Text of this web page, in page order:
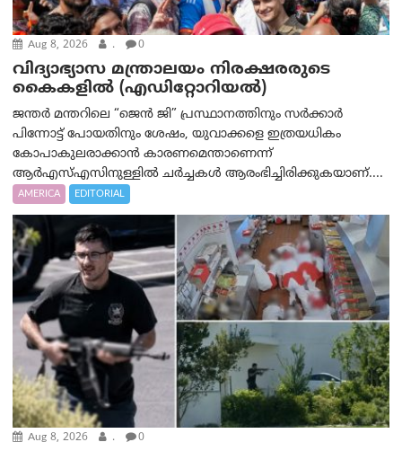
Aug 8, 2026 . 0
വിദ്യാഭ്യാസ മന്ത്രാലയം നിരക്ഷരരുടെ
കൈകളിൽ (എഡിറ്റോറിയല്‍)
ജന്തർ മന്തറിലെ “ജെൻ ജി” പ്രസ്ഥാനത്തിനും സർക്കാർ
പിന്നോട്ട് പോയതിനും ശേഷം, യുവാക്കളെ ഇത്രയധികം
കോപാകുലരാക്കാൻ കാരണമെന്താണെന്ന്
ആർ‌എസ്‌എസിനുള്ളിൽ ചർച്ചകൾ ആരംഭിച്ചിരിക്കുകയാണ്....
AMERICA EDITORIAL
Aug 8, 2026 . 0